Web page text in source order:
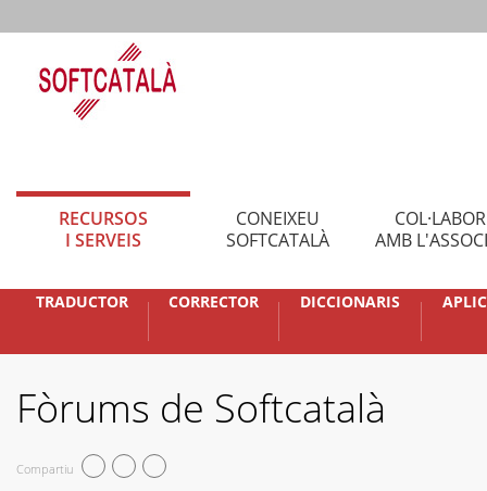
RECURSOS
I SERVEIS
CONEIXEU
SOFTCATALÀ
AMB
TRADUCTOR CORRECTOR DICCIONARIS
Fòrums de Softcatalà
Compartiu